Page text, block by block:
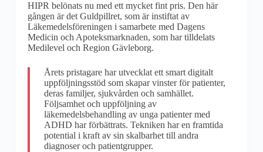
HIPR belönats nu med ett mycket fint pris. Den här
gången är det Guldpillret, som är instiftat av
Läkemedelsföreningen i samarbete med Dagens
Medicin och Apoteksmarknaden, som har tilldelats
Medilevel och Region Gävleborg.
Årets pristagare har utvecklat ett smart digitalt
uppföljningsstöd som skapar vinster för patienter,
deras familjer, sjukvården och samhället.
Följsamhet och uppföljning av
läkemedelsbehandling av unga patienter med
ADHD har förbättrats. Tekniken har en framtida
potential i kraft av sin skalbarhet till andra
diagnoser och patientgrupper.